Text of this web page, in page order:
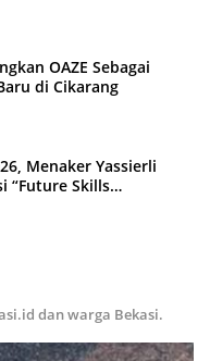
OAZE Sebagai
di Cikarang
Menaker Yassierli
“Future Skills
dan warga Bekasi.